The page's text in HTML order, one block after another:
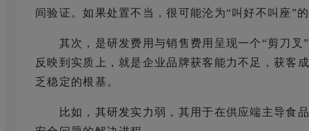
间验证。如果处置不当，很可能沦为“叫好不叫座”
其次，是研发费用与销售费用呈现一个“剪刀叉”
反映到实质上，就是企业品牌获客能力不足，获客
乏稳定的根基。
比如，其研发实力弱，其用于在供应端主导食品